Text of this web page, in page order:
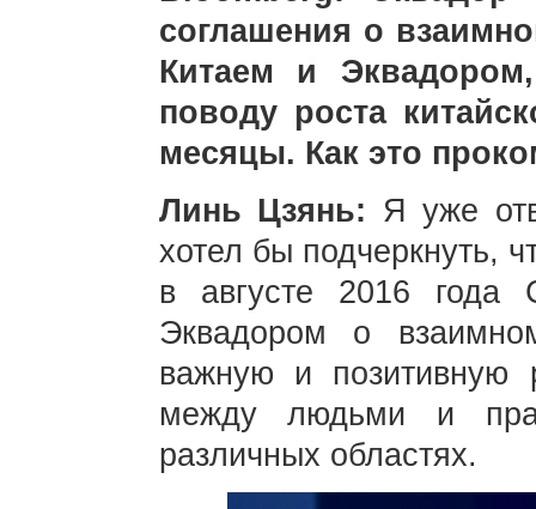
соглашения о
Китаем и
поводу роста
месяцы. Как это
Линь Цзянь: Я уже
хотел бы подчеркнуть,
в августе 2016 года
Эквадором о
важную и позитивную
между людьми и
различных областях.